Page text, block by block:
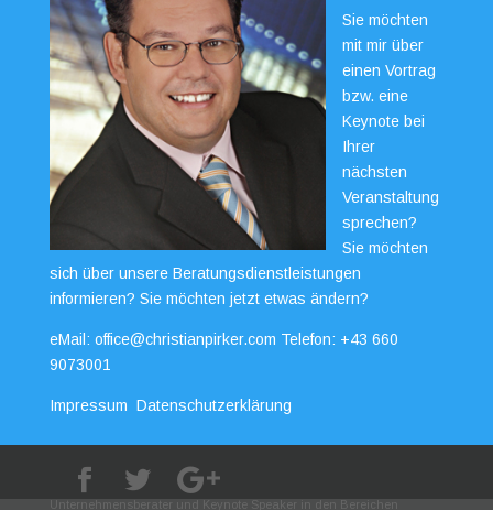
Sie möchten
mit mir über
einen Vortrag
bzw. eine
Keynote bei
Ihrer
nächsten
Veranstaltung
sprechen?
Sie möchten
sich über unsere Beratungsdienstleistungen
informieren? Sie möchten jetzt etwas ändern?
eMail: office@christianpirker.com Telefon: +43 660
9073001
Impressum Datenschutzerklärung
Unternehmensberater und Keynote Speaker in den Bereichen